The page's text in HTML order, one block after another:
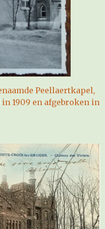
Peellaertkapel,
1909 en afgebroken in